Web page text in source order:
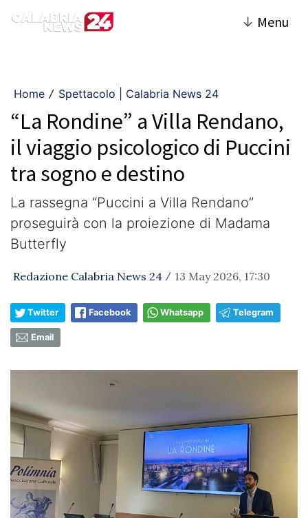
↓ Menu
Home / Spettacolo | Calabria News 24
“La Rondine” a Villa Rendano,
il viaggio psicologico di Puccini
tra sogno e destino
La rassegna “Puccini a Villa Rendano”
proseguirà con la proiezione di Madama
Butterfly
Redazione Calabria News 24 / 13 May 2026, 17:30
Twitter Facebook Whatsapp Telegram
Email